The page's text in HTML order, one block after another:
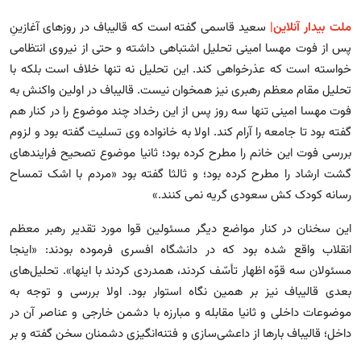
ملت بیدار آنلاین| سعید قاسمی گفته است که قالیباف در روزهای آغازینِ
پس از فوت مهسا امینی تحلیل اشتباهی داشته و حتی از نیروی انتظامی
خواسته است که عذرخواهی کند. این تحلیل نه تنها خلاف است بلکه با
تحلیل مقام معظم رهبری نیز همخوان نیست. قالیباف در اولین واکنش به
فوت مهسا امینی تنها سه روز پس از این رخداد چند موضوع را در کنار هم
گفته بود تا جامعه را آرام کند. اولا به خانواده وی تسلیت گفته بود و لزوم
بررسی فوت این خانم را مطرح کرده بود؛ ثانیا موضوع تصحیح فرایندهای
گشت ارشاد را مطرح کرده بود؛ و ثالثا گفته بود «مردم با اشک تمساح
رسانه کودک کش سعودی گریه نمی کنند.»
این سخنان در کنار مواضع دیگر مسئولین قوا مورد تقدیر رهبر معظم
انقلاب واقع شده بود که در دانشگاه افسری فرموده بودند: «اینجا
مسئولان سه قوّه اظهار تأسّف کردند، همدردی کردند با اینها». تحلیل‌های
بعدی قالیباف نیز بر همین نگاه استوار بود. اولا بررسی و توجه به
موضوعات داخلی و ثانیا مقابله و مبارزه با دشمن خارجی و عناصر آن در
داخل؛ قالیباف بارها از داعشی‌سازی و فتنه‌انگیزی دشمنان سخن گفته و بر